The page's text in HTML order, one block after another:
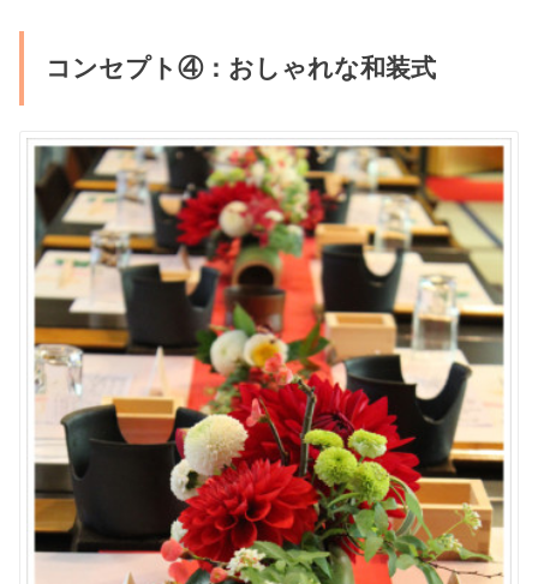
コンセプト④：おしゃれな和装式